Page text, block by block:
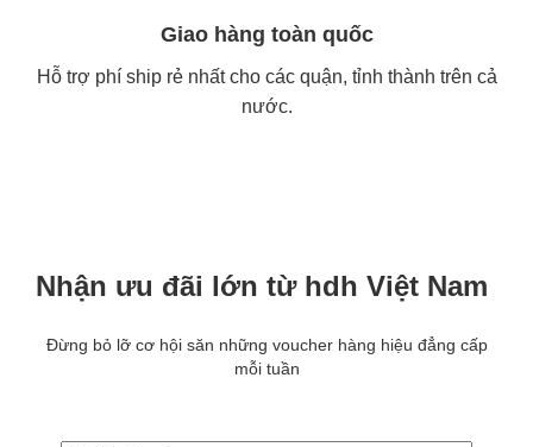
Giao hàng toàn quốc
Hỗ trợ phí ship rẻ nhất cho các quận, tỉnh thành trên cả
nước.
Nhận ưu đãi lớn từ hdh Việt Nam
Đừng bỏ lỡ cơ hội săn những voucher hàng hiệu đẳng cấp
mỗi tuần